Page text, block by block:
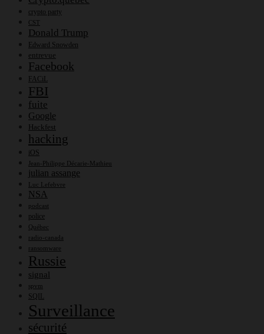
crypto party
CST
Donald Trump
Edward Snowden
entrevue
Facebook
FACiL
FBI
fuite
Google
Hackfest
hacking
iOS
Jean-Philippe Décarie-Mathieu
julian assange
Luc Lefebvre
NSA
podcast
police
Québec
radio-canada
ransomware
Russie
signal
spvm
SQIL
Surveillance
sécurité